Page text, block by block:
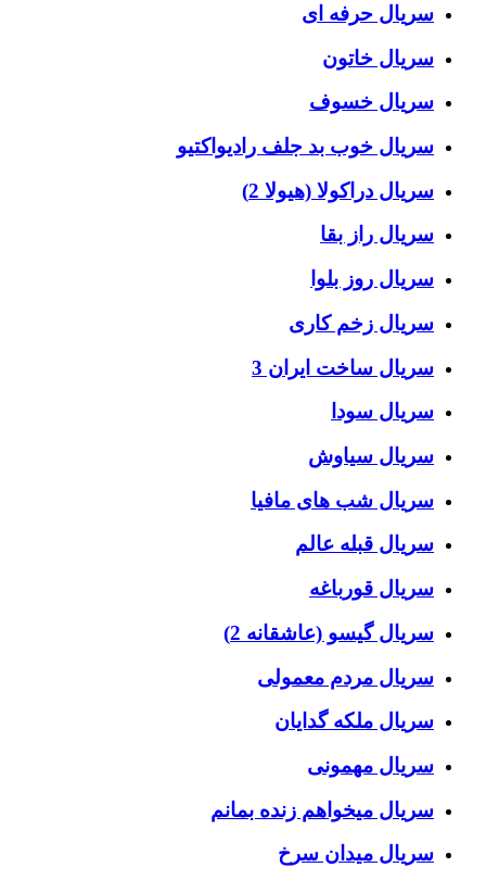
سریال حرفه ای
سریال خاتون
سریال خسوف
سریال خوب بد جلف رادیواکتیو
سریال دراکولا (هیولا 2)
سریال راز بقا
سریال روز بلوا
سریال زخم کاری
سریال ساخت ایران 3
سریال سودا
سریال سیاوش
سریال شب های مافیا
سریال قبله عالم
سریال قورباغه
سریال گیسو (عاشقانه 2)
سریال مردم معمولی
سریال ملکه گدایان
سریال مهمونی
سریال میخواهم زنده بمانم
سریال میدان سرخ